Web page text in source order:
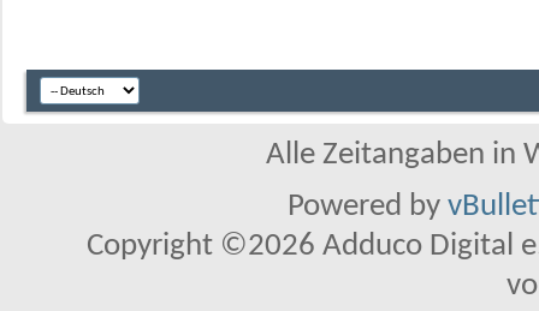
Alle Zeitangaben in
Powered by
Copyright ©2026 Adduco Digital